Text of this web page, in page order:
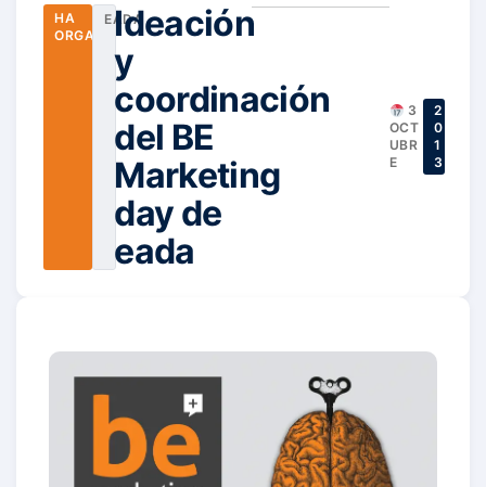
HA
ORGANIZADO
EADA
Ideación
y
coordinación
del BE
Marketing
day de
eada
3
OCT
UBR
E
2
0
1
3